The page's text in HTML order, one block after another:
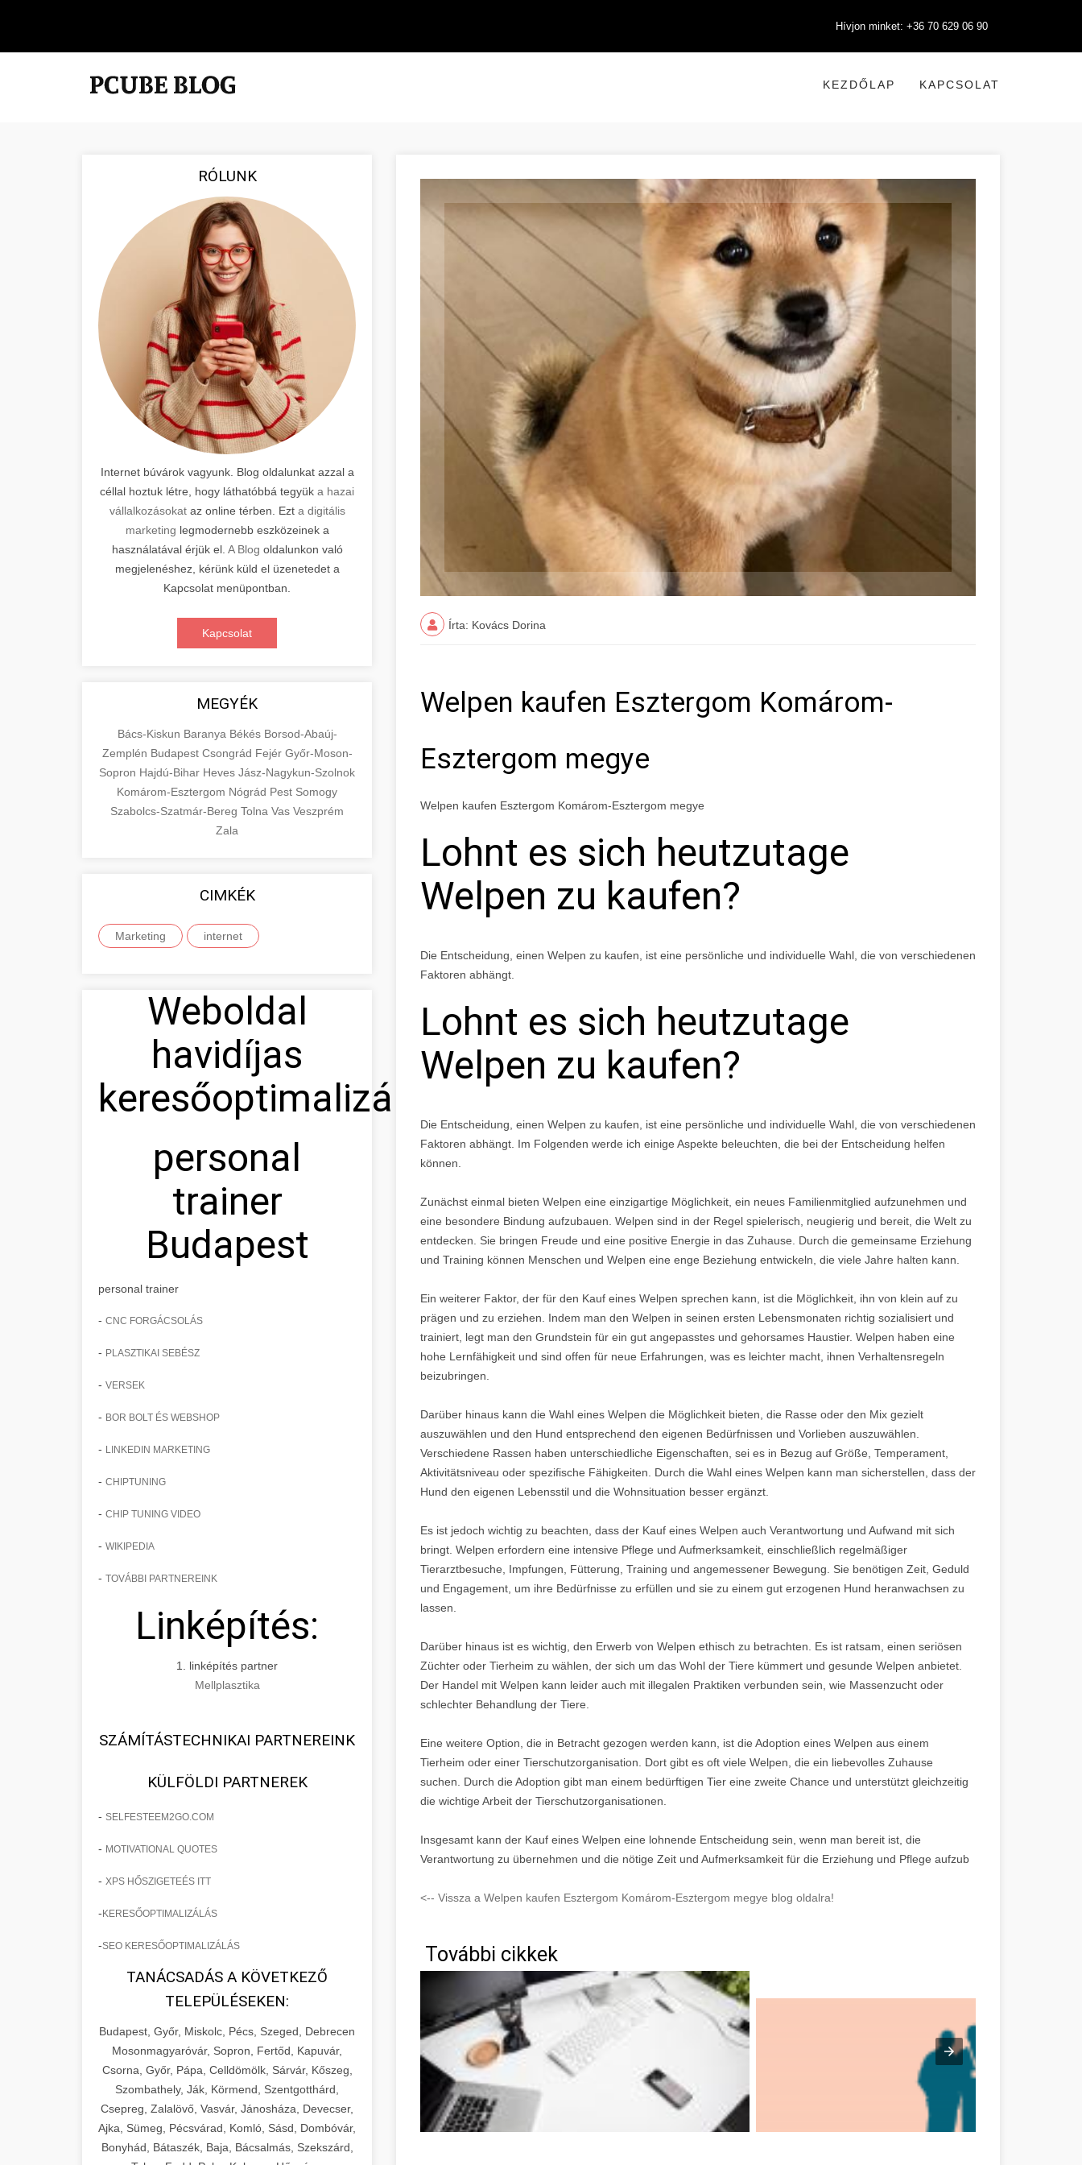
Hívjon minket: +36 70 629 06 90
KEZDŐLAP KAPCSOLAT
RÓLUNK
Internet búvárok vagyunk. Blog oldalunkat azzal a
céllal hoztuk létre, hogy láthatóbbá tegyük a hazai
vállalkozásokataz online térben. Ezt a digitális
marketing legmodernebb eszközeinek a
használatával érjük el. A Blog oldalunkon való
megjelenéshez, kérünk küld el üzenetedet a
Kapcsolat menüpontban.
Kapcsolat
MEGYÉK
Bács-Kiskun Baranya Békés Borsod-Abaúj-
Zemplén Budapest Csongrád Fejér Győr-Moson-
Sopron Hajdú-Bihar Heves Jász-Nagykun-Szolnok
Komárom-Esztergom Nógrád Pest Somogy
Szabolcs-Szatmár-Bereg Tolna Vas Veszprém
Zala
CIMKÉK
Marketing internet
Weboldal
havidíjas
keresőoptimalizálás
personal
trainer
Budapest
personal trainer
- CNC FORGÁCSOLÁS
- PLASZTIKAI SEBÉSZ
- VERSEK
- BOR BOLT ÉS WEBSHOP
- LINKEDIN MARKETING
- CHIPTUNING
- CHIP TUNING VIDEO
- WIKIPEDIA
- TOVÁBBI PARTNEREINK
Linképítés:
1. linképítés partner
Mellplasztika
SZÁMÍTÁSTECHNIKAI PARTNEREINK
KÜLFÖLDI PARTNEREK
- SELFESTEEM2GO.COM
- MOTIVATIONAL QUOTES
- XPS HŐSZIGETEÉS ITT
- KERESŐOPTIMALIZÁLÁS
-SEO KERESŐOPTIMALIZÁLÁS
TANÁCSADÁS A KÖVETKEZŐ
TELEPÜLÉSEKEN:
Budapest, Győr, Miskolc, Pécs, Szeged, Debrecen
Mosonmagyaróvár, Sopron, Fertőd, Kapuvár,
Csorna, Győr, Pápa, Celldömölk, Sárvár, Kőszeg,
Szombathely, Ják, Körmend, Szentgotthárd,
Csepreg, Zalalövő, Vasvár, Jánosháza, Devecser,
Ajka, Sümeg, Pécsvárad, Komló, Sásd, Dombóvár,
Bonyhád, Bátaszék, Baja, Bácsalmás, Szekszárd,
Írta: Kovács Dorina
Welpen kaufen Esztergom Komárom-
Esztergom megye
Welpen kaufen Esztergom Komárom-Esztergom megye
Lohnt es sich heutzutage
Welpen zu kaufen?
Die Entscheidung, einen Welpen zu kaufen, ist eine persönliche und individuelle Wahl, die von verschiedenen
Faktoren abhängt.
Lohnt es sich heutzutage
Welpen zu kaufen?
Die Entscheidung, einen Welpen zu kaufen, ist eine persönliche und individuelle Wahl, die von verschiedenen
Faktoren abhängt. Im Folgenden werde ich einige Aspekte beleuchten, die bei der Entscheidung helfen
können.
Zunächst einmal bieten Welpen eine einzigartige Möglichkeit, ein neues Familienmitglied aufzunehmen und
eine besondere Bindung aufzubauen. Welpen sind in der Regel spielerisch, neugierig und bereit, die Welt zu
entdecken. Sie bringen Freude und eine positive Energie in das Zuhause. Durch die gemeinsame Erziehung
und Training können Menschen und Welpen eine enge Beziehung entwickeln, die viele Jahre halten kann.
Ein weiterer Faktor, der für den Kauf eines Welpen sprechen kann, ist die Möglichkeit, ihn von klein auf zu
prägen und zu erziehen. Indem man den Welpen in seinen ersten Lebensmonaten richtig sozialisiert und
trainiert, legt man den Grundstein für ein gut angepasstes und gehorsames Haustier. Welpen haben eine
hohe Lernfähigkeit und sind offen für neue Erfahrungen, was es leichter macht, ihnen Verhaltensregeln
beizubringen.
Darüber hinaus kann die Wahl eines Welpen die Möglichkeit bieten, die Rasse oder den Mix gezielt
auszuwählen und den Hund entsprechend den eigenen Bedürfnissen und Vorlieben auszuwählen.
Verschiedene Rassen haben unterschiedliche Eigenschaften, sei es in Bezug auf Größe, Temperament,
Aktivitätsniveau oder spezifische Fähigkeiten. Durch die Wahl eines Welpen kann man sicherstellen, dass der
Hund den eigenen Lebensstil und die Wohnsituation besser ergänzt.
Es ist jedoch wichtig zu beachten, dass der Kauf eines Welpen auch Verantwortung und Aufwand mit sich
bringt. Welpen erfordern eine intensive Pflege und Aufmerksamkeit, einschließlich regelmäßiger
Tierarztbesuche, Impfungen, Fütterung, Training und angemessener Bewegung. Sie benötigen Zeit, Geduld
und Engagement, um ihre Bedürfnisse zu erfüllen und sie zu einem gut erzogenen Hund heranwachsen zu
lassen.
Darüber hinaus ist es wichtig, den Erwerb von Welpen ethisch zu betrachten. Es ist ratsam, einen seriösen
Züchter oder Tierheim zu wählen, der sich um das Wohl der Tiere kümmert und gesunde Welpen anbietet.
Der Handel mit Welpen kann leider auch mit illegalen Praktiken verbunden sein, wie Massenzucht oder
schlechter Behandlung der Tiere.
Eine weitere Option, die in Betracht gezogen werden kann, ist die Adoption eines Welpen aus einem
Tierheim oder einer Tierschutzorganisation. Dort gibt es oft viele Welpen, die ein liebevolles Zuhause
suchen. Durch die Adoption gibt man einem bedürftigen Tier eine zweite Chance und unterstützt gleichzeitig
die wichtige Arbeit der Tierschutzorganisationen.
Insgesamt kann der Kauf eines Welpen eine lohnende Entscheidung sein, wenn man bereit ist, die
Verantwortung zu übernehmen und die nötige Zeit und Aufmerksamkeit für die Erziehung und Pflege aufzub
<-- Vissza a Welpen kaufen Esztergom Komárom-Esztergom megye blog oldalra!
További cikkek